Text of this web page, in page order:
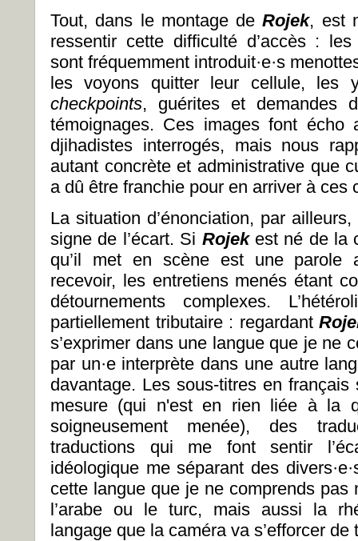
Tout, dans le montage deRojek, est
ressentir cette difficulté d’accès : les
sont fréquemment introduit·e·s
les voyons quitter leur cellule, les
checkpoints, guérites et demandes
témoignages. Ces images font écho
djihadistes interrogés, mais nous
autant concrète et administrative que
a dû être franchie pour en arriver à ces
La situation d’énonciation, par
signe de l’écart. Si Rojekest né de la
qu’il met en scène est une parole
recevoir, les entretiens menés étant
détournements complexes.
partiellement tributaire : regardant
s’exprimer dans une langue que je ne
par un·e interprète dans une autre
davantage. Les sous-titres en
mesure (qui n'est en rien liée à la
soigneusement menée), des
traductions qui me font sentir
idéologique me séparant des
cette langue que je ne comprends pas
l’arabe ou le turc, mais aussi la
langage que la caméra va s’efforcer